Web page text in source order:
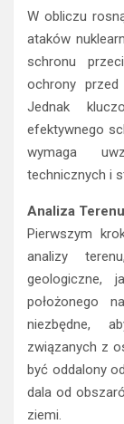
W obliczu
ataków
schronu
ochrony
Jednak
efektywnego
wymaga
technicznych i
Analiza
Pierwszym
analizy
geologiczne,
położonego
niezbędne,
związanych z
być oddalony
dala od
ziemi.